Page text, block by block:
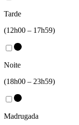
Tarde
(12h00 – 17h59)
Noite
(18h00 – 23h59)
Madrugada